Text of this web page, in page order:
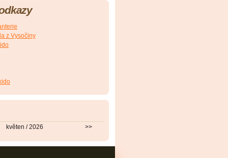
z Vysočiny
květen / 2026 >>